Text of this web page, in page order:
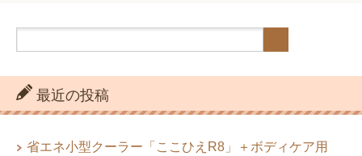
最近の投稿
省エネ小型クーラー「ここひえR8」＋ボディケア用